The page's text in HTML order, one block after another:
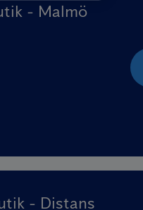
- Malmö
- Distans